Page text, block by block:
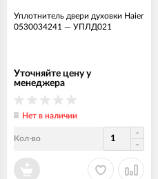
Уплотнитель двери духовки Haier
0530034241 — УПЛД021
Уточняйте цену у
менеджера
Нет в наличии
Кол-во